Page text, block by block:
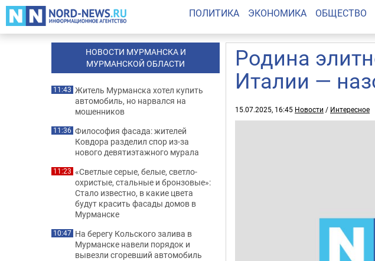
ПОЛИТИКА ЭКОНОМИКА ОБЩЕСТВО
Родина
Италии —
15.07.2025, 16:45 Новости / Интересное
НОВОСТИ МУРМАНСКА И
МУРМАНСКОЙ ОБЛАСТИ
11:43 Житель Мурманска хотел купить
автомобиль, но нарвался на
мошенников
11:36 Философия фасада: жителей
Ковдора разделил спор из-за
нового девятиэтажного мурала
11:23 «Светлые серые, белые, светло-
охристые, стальные и бронзовые»:
Стало известно, в какие цвета
будут красить фасады домов в
Мурманске
10:47 На берегу Кольского залива в
Мурманске навели порядок и
вывезли сгоревший автомобиль